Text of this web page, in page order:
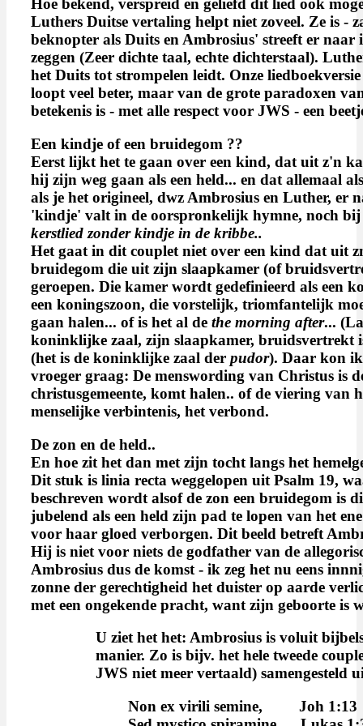
Hoe bekend, verspreid en geliefd dit lied ook
Luthers Duitse vertaling helpt niet zoveel. Ze is -
beknopter als Duits en Ambrosius' streeft er
zeggen (Zeer dichte taal, echte dichterstaal).
het Duits tot strompelen leidt. Onze
loopt veel beter, maar van de grote paradoxen
betekenis is - met alle respect voor JWS - een
Een kindje of een bruidegom ??
Eerst lijkt het te gaan over een kind, dat uit z'n
hij zijn weg gaan als een held... en dat allemaal
als je het origineel, dwz Ambrosius en Luther, er
'kindje' valt in de oorspronkelijk hymne, noch
kerstlied zonder kindje in de kribbe..
Het gaat in dit couplet niet over een kind dat uit
bruidegom die uit zijn slaapkamer (of
geroepen. Die kamer wordt gedefinieerd als een
een koningszoon, die vorstelijk, triomfantelijk
gaan halen... of is het al de the morning after...
koninklijke zaal, zijn slaapkamer, bruidsvertrekt
(het is de koninklijke zaal der pudor). Daar kon
vroeger graag: De menswording van Christus is
christusgemeente, komt halen.. of de viering van
menselijke verbintenis, het verbond.
De zon en de held..
En hoe zit het dan met zijn tocht langs het
Dit stuk is linia recta weggelopen uit Psalm 19,
beschreven wordt alsof de zon een bruidegom
jubelend als een held zijn pad te lopen van het
voor haar gloed verborgen. Dit beeld betreft
Hij is niet voor niets de godfather van de
Ambrosius dus de komst - ik zeg het nu eens
zonne der gerechtigheid het duister op aarde
met een ongekende pracht, want zijn geboorte is
U ziet het het: Ambrosius is voluit
manier. Zo is bijv. het hele tweede
JWS niet meer vertaald)
Non ex virili semine, Joh